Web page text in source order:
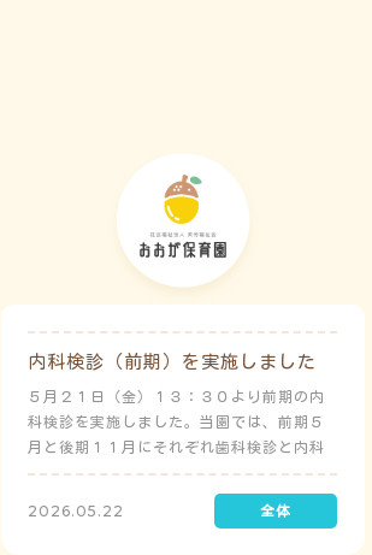
内科検診（前期）を実施しました
５月２１日（金）１３：３０より前期の内
科検診を実施しました。当園では、前期５
月と後期１１月にそれぞれ歯科検診と内科
検診を実施しています。
2026.05.22